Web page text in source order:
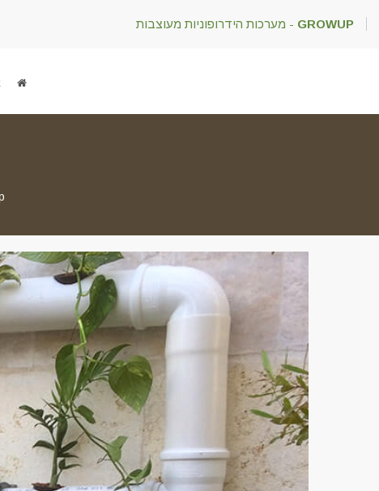
GROWUP - מערכות הידרופוניות מעוצבות